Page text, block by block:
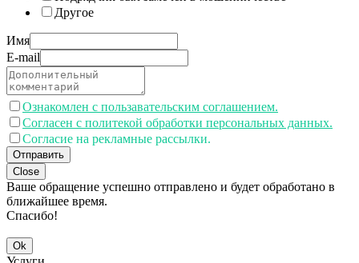
Другое
Имя
E-mail
Ознакомлен с пользавательским соглашением.
Согласен с политекой обработки персональных данных.
Согласие на рекламные рассылки.
Отправить
Close
Ваше обращение успешно отправлено и будет обработано в
ближайшее время.
Спасибо!
Ok